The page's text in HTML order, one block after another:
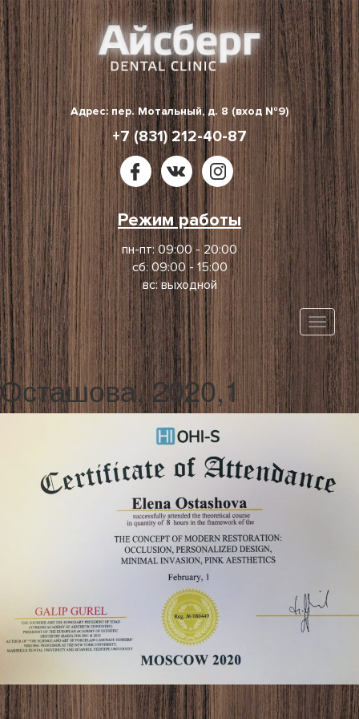
Skip
to
content
Адрес: пер. Мотальный, д. 8 (вход №9)
+7 (831) 212-40-87
Режим работы
пн-пт: 09:00 - 20:00
сб: 09:00 - 15:00
вс: выходной
Toggle
Осташова, 2020,1